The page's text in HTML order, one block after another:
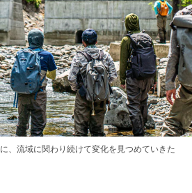
、流域に関わり続けて変化を見つめていきた